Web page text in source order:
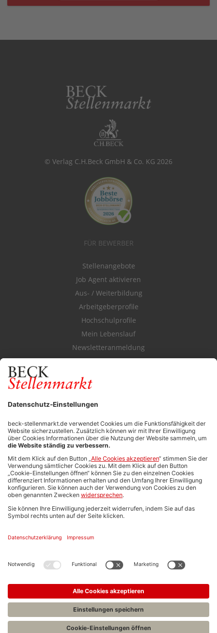
© Verlag C.H.Beck GmbH & Co. KG 2026
FÜR BEWERBER
Stellenangebote
Job Agent aktivieren
Aus- / Weiterbildung
Arbeitgeberprofile
Hochschulprofile
Mein Lebenslauf
Newsletteranmeldung
Durchsuchen Sie den Stellenkatalog
FÜR ARBEITGEBER
Stellenmarktpreise
Anzeigen-AGB
Media-Daten
Newsletteranmeldung
Produktübersicht
ALLGEMEIN
FAQs
Impressum
Stellenangebote C.H.BECK